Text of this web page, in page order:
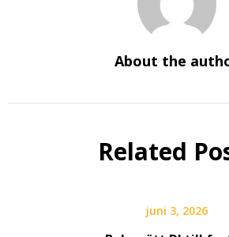
About the
Related
juni 3, 2026